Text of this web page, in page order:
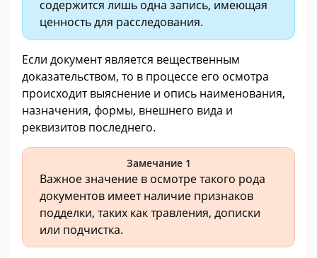
содержится лишь одна запись, имеющая
ценность для расследования.
Если документ является вещественным
доказательством, то в процессе его осмотра
происходит выяснение и опись наименования,
назначения, формы, внешнего вида и
реквизитов последнего.
Замечание 1
Важное значение в осмотре такого рода
документов имеет наличие признаков
подделки, таких как травления, дописки
или подчистка.